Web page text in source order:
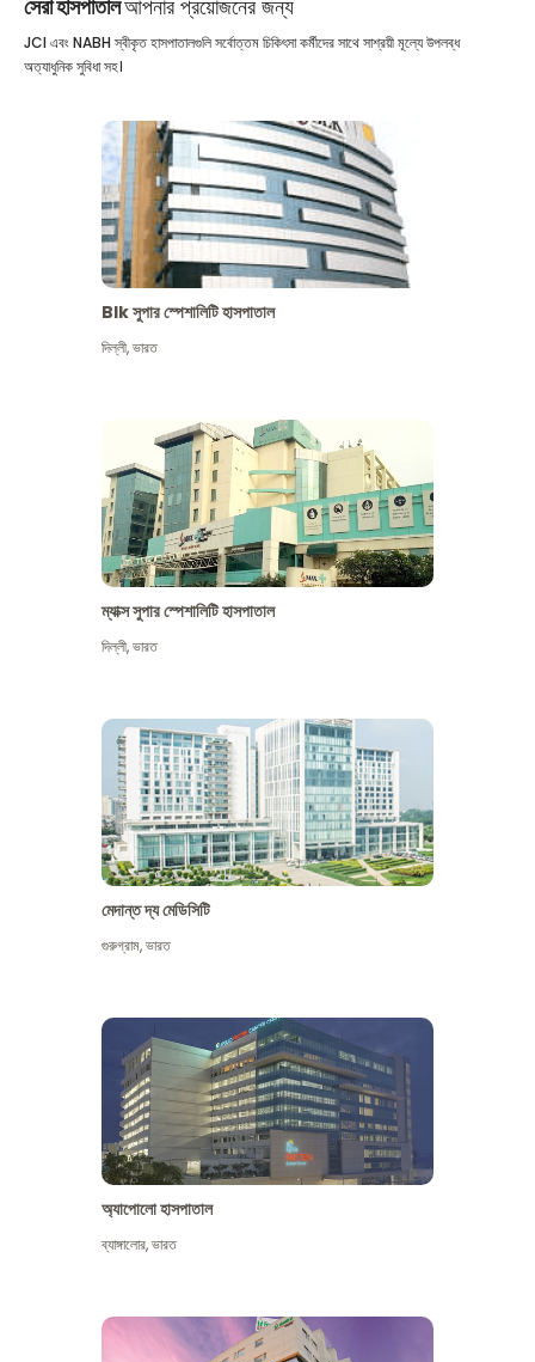
সেরা হাসপাতালআপনার প্রয়োজনের জন্য
JCI এবং NABH স্বীকৃত হাসপাতালগুলি সর্বোত্তম চিকিৎসা কর্মীদের সাথে সাশ্রয়ী মূল্যে উপলব্ধ
অত্যাধুনিক সুবিধা সহ।
Blk সুপার স্পেশালিটি হাসপাতাল
দিল্লী,ভারত
ম্যাক্স সুপার স্পেশালিটি হাসপাতাল
দিল্লী,ভারত
মেদান্ত দ্য মেডিসিটি
গুরুগ্রাম,ভারত
অ্যাপোলো হাসপাতাল
ব্যাঙ্গালোর,ভারত